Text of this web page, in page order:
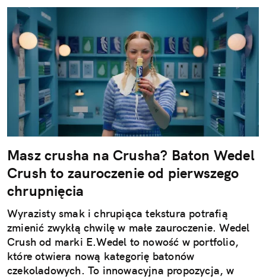
Masz crusha na Crusha? Baton Wedel
Crush to zauroczenie od pierwszego
chrupnięcia
Wyrazisty smak i chrupiąca tekstura potrafią
zmienić zwykłą chwilę w małe zauroczenie. Wedel
Crush od marki E.Wedel to nowość w portfolio,
które otwiera nową kategorię batonów
czekoladowych. To innowacyjna propozycja, w